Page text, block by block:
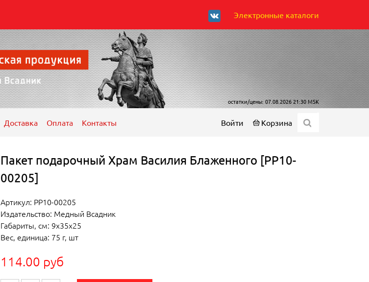
Электронные каталоги
остатки/цены: 07.08.2026 21:30 MSK
Войти Корзина
Доставка Оплата Контакты
Пакет подарочный Храм Василия Блаженного [РР10-
00205]
Артикул: РР10-00205
Издательство: Медный Всадник
Габариты, см: 9x35x25
Вес, единица: 75 г, шт
114.00 руб